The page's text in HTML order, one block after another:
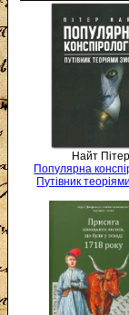
Найт Пітер
Популярна
Путівник